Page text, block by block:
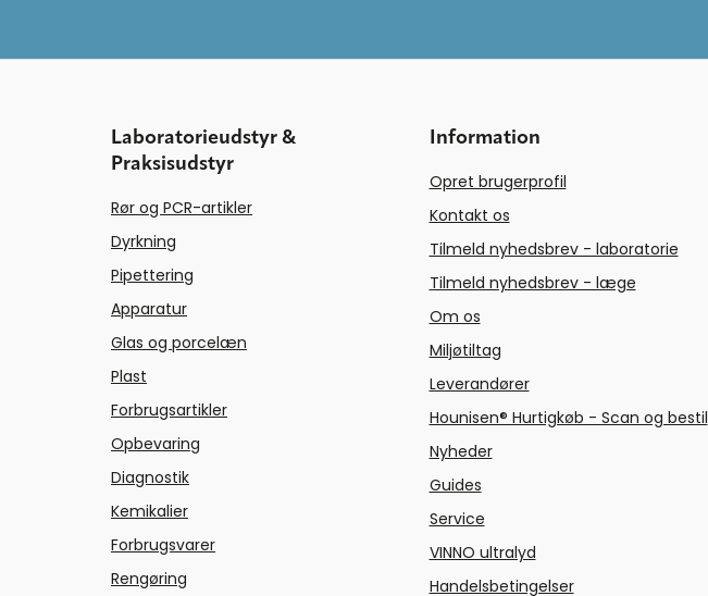
Laboratorieudstyr &
Praksisudstyr
Rør og PCR-artikler
Dyrkning
Pipettering
Apparatur
Glas og porcelæn
Plast
Forbrugsartikler
Opbevaring
Diagnostik
Kemikalier
Forbrugsvarer
Rengøring
Information
Opret brugerprofil
Kontakt os
Tilmeld nyhedsbrev - laboratorie
Tilmeld nyhedsbrev - læge
Om os
Miljøtiltag
Leverandører
Hounisen® Hurtigkøb - Scan og bestil
Nyheder
Guides
Service
VINNO ultralyd
Handelsbetingelser